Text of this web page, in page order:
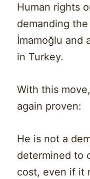
Human rights
demanding
İmamoğlu and
in Turkey.
With this
again proven:
He is not a
determined to
cost, even if it